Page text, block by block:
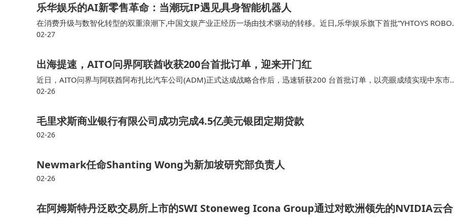
乐华娱乐的AI新零售革命：当潮玩IP遇见具身智能机器人
在消费升级与数智化转型的双重浪潮下,中国文娱产业正经历一场由技术驱动的转移。近日,乐华娱乐旗下首批“YHTOYS
HOP”在北京、上海、南京、广州、杭州等核心城市的顶级商圈悄然落地,一场由AI、机器人、潮玩与新零售交织的创新实验
02-27
出海提速，AITO问界阿联酋收获200台首批订单，迎来开门红
近日，AITO问界与阿联酋阿布扎比汽车公司(ADM)正式达成战略合作后，迅速斩获200 台首批订单，以亮眼成绩实现中东市
开门红。此次首批订单快速落地，既体现了本地高端市场对 AITO问界品牌与车型的充分认可，也彰显双方高效协同的合作实
02-26
毛里求斯商业银行有限公司成功完成4.5亿美元银团定期贷款
02-26
Newmark任命Shanting Wong为新加坡研究部负责人
02-26
在阿姆斯特丹泛欧交易所上市的SWI Stoneweg Icona Group通过对欧洲领先的NVIDIA云合